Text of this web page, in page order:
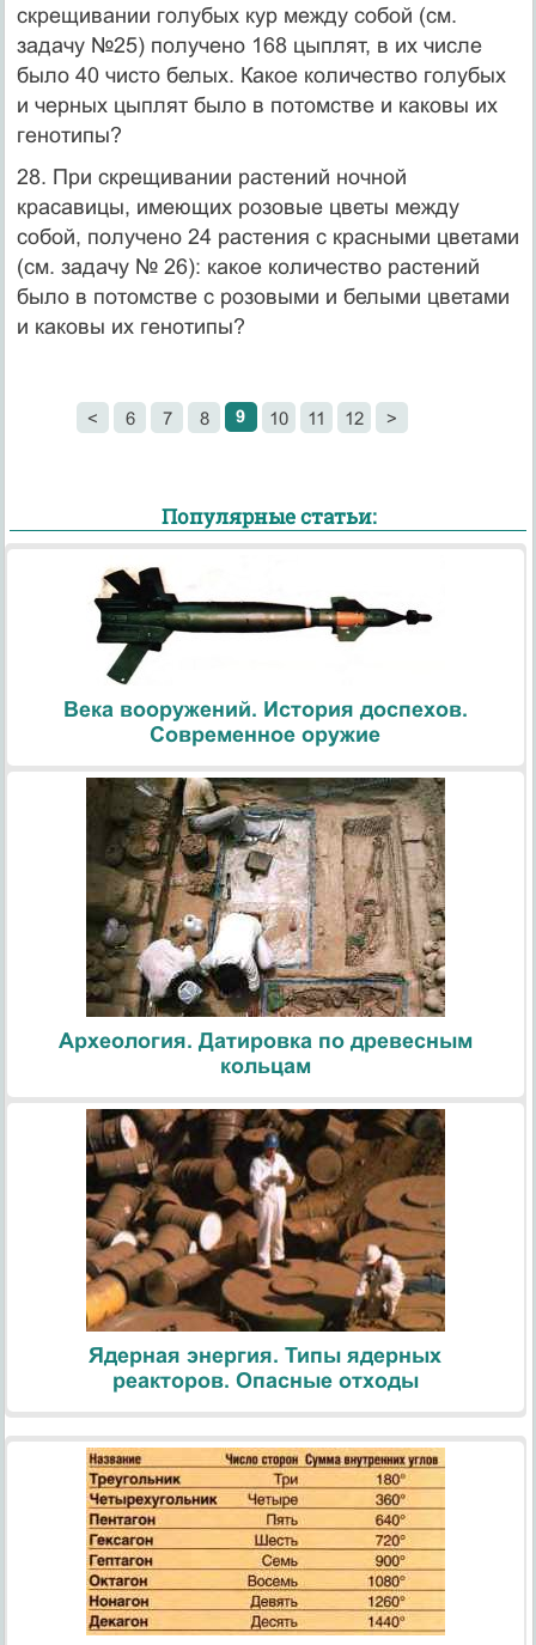
скрещивании голубых кур между собой (см.
задачу №25) получено 168 цыплят, в их числе
было 40 чисто белых. Какое количество голубых
и черных цыплят было в потомстве и каковы их
генотипы?
28. При скрещивании растений ночной
красавицы, имеющих розовые цветы между
собой, получено 24 растения с красными цветами
(см. задачу № 26): ка­кое количество растений
было в потомстве с розовыми и белыми цветами
и ка­ковы их генотипы?
< 6 7 8 9 10 11 12 >
Популярные статьи:
Века вооружений. История доспехов.
Современное оружие
Археология. Датировка по древесным
кольцам
Ядерная энергия. Типы ядерных
реакторов. Опасные отходы